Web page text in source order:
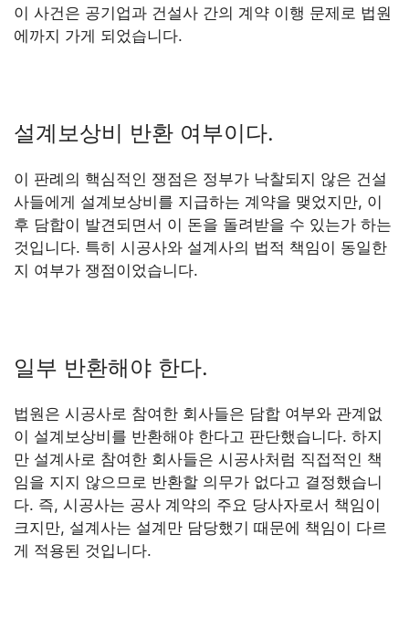
이 사건은 공기업과 건설사 간의 계약 이행 문제로 법원
에까지 가게 되었습니다.
설계보상비 반환 여부이다.
이 판례의 핵심적인 쟁점은 정부가 낙찰되지 않은 건설
사들에게 설계보상비를 지급하는 계약을 맺었지만, 이
후 담합이 발견되면서 이 돈을 돌려받을 수 있는가 하는
것입니다. 특히 시공사와 설계사의 법적 책임이 동일한
지 여부가 쟁점이었습니다.
일부 반환해야 한다.
법원은 시공사로 참여한 회사들은 담합 여부와 관계없
이 설계보상비를 반환해야 한다고 판단했습니다. 하지
만 설계사로 참여한 회사들은 시공사처럼 직접적인 책
임을 지지 않으므로 반환할 의무가 없다고 결정했습니
다. 즉, 시공사는 공사 계약의 주요 당사자로서 책임이
크지만, 설계사는 설계만 담당했기 때문에 책임이 다르
게 적용된 것입니다.